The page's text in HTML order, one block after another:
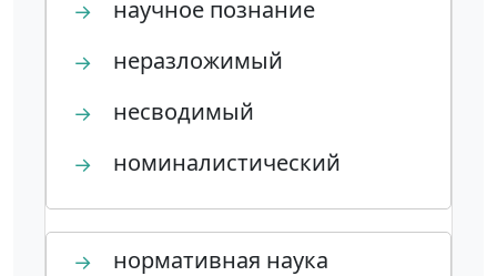
→ научное познание
→ неразложимый
→ несводимый
→ номиналистический
→ нормативная наука